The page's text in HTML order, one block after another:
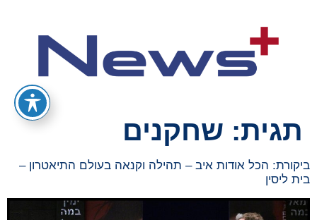
תגית: שחקנים
ביקורת: הכל אודות איב – תהילה וקנאה בעולם התיאטרון –
בית ליסין